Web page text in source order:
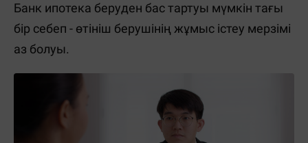
Банк ипотека беруден бас тартуы мүмкін тағы
бір себеп - өтініш берушінің жұмыс істеу мерзімі
аз болуы.